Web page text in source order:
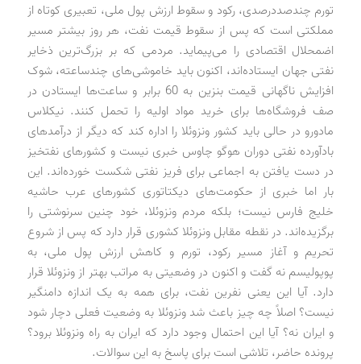
تورم چندصددرصدی، رکود و سقوط ارزش پول ملی، تعبیری کوتاه از
مملکتی است که پس از سقوط قیمت نفت، هر روز بیشتر مسیر
اضمحلال اقتصادی را می‌پیماید. مردمی که بر بزرگ‌ترین ذخایر
نفتی جهان ایستاده‌اند، اکنون باید خاموشی‌های چند‌ساعته، شوک
افزایش ناگهانی قیمت بنزین به 60 برابر و ساعت‌ها ایستادن در
صف فروشگاه‌ها برای خرید مواد اولیه را تحمل کنند. نیکلاس
مادورو در حالی باید کشور ونزوئلا را اداره کند که دیگر از درآمدهای
بادآورده نفتی دوران هوگو چاوس خبری نیست و کشورهای نفتخیز
در دست یافتن به اجماعی برای فریز نفتی شکست خورده‌اند. این
بار اما خبری از حکومت‌های دیکتاتوری کشورهای عرب حاشیه
خلیج فارس نیست؛ بلکه مردم ونزوئلا، خود چنین سرنوشتی را
برگزیده‌اند. در نقطه مقابل ونزوئلا کشوری قرار دارد که پس از شروع
تحریم و آغاز مسیر رکود، تورم و کاهش ارزش پول ملی، به
پوپولیسم نه گفت و اکنون در وضعیتی به مراتب بهتر از ونزوئلا قرار
دارد. آیا این یعنی نفرین نفت، برای همه به یک اندازه دامنگیر
نیست؟ اصلاً چه چیز باعث شد ونزوئلا به وضعیت فعلی دچار شود
و ایران نه؟ آیا این احتمال وجود دارد که ایران به راه ونزوئلا برود؟
پرونده حاضر، تلاشی است برای پاسخ به این سوالات.